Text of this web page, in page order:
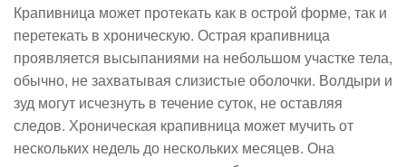
Крапивница может протекать как в острой форме, так и
перетекать в хроническую. Острая крапивница
проявляется высыпаниями на небольшом участке тела,
обычно, не захватывая слизистые оболочки. Волдыри и
зуд могут исчезнуть в течение суток, не оставляя
следов. Хроническая крапивница может мучить от
нескольких недель до нескольких месяцев. Она